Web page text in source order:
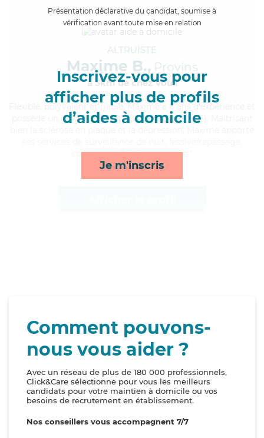
Présentation déclarative du candidat, soumise à
vérification avant toute mise en relation
Inscrivez-vous pour
afficher plus de profils
d’aides à domicile
Je m'inscris
ALTRUISTE
Maxime B., Provins
à 5km de chez Vous
, polyvalent et fiable, Maxime a 6 ans d'expérience et
possède un diplôme d'Etat d'aide-soignant (AS). Maitrisant
compagnie/loisirs et rappels*
Comment pouvons-
nous vous aider ?
Avec un réseau de plus de 180 000 professionnels,
Click&Care sélectionne pour vous les meilleurs
candidats pour votre maintien à domicile ou vos
besoins de recrutement en établissement.
Nos conseillers vous accompagnent 7/7